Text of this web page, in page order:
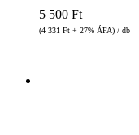
5 500 Ft
(4 331 Ft + 27% ÁFA) / db